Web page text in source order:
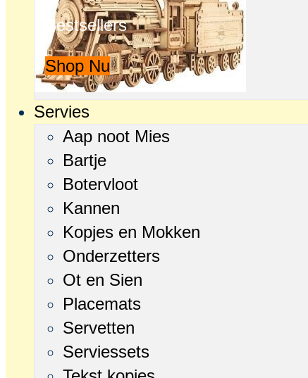
Bestsellers
Shop Nu
Servies
Aap noot Mies
Bartje
Botervloot
Kannen
Kopjes en Mokken
Onderzetters
Ot en Sien
Placemats
Servetten
Serviessets